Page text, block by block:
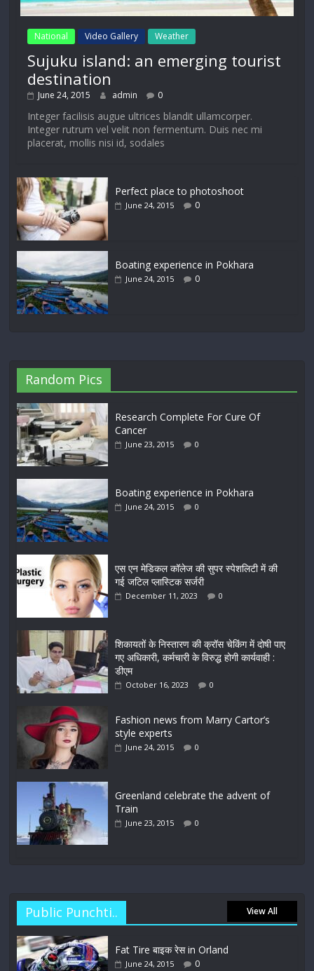
National Video Gallery Weather
Sujuku island: an emerging tourist
destination
June 24, 2015 admin 0
Integer facilisis augue ultrices blandit ullamcorper.
Integer rutrum vel velit non fermentum. Duis nec mi
placerat, mollis nisi id, sodales
Perfect place to photoshoot
June 24, 2015 0
Boating experience in Pokhara
June 24, 2015 0
Random Pics
Research Complete For Cure Of
Cancer
June 23, 2015 0
Boating experience in Pokhara
June 24, 2015 0
एस एन मेडिकल कॉलेज की सुपर स्पेशलिटी में की
गई जटिल प्लास्टिक सर्जरी
December 11, 2023 0
शिकायतों के निस्तारण की क्रॉस चेकिंग में दोषी पाए
गए अधिकारी, कर्मचारी के विरुद्ध होगी कार्यवाही :
डीएम
October 16, 2023 0
Fashion news from Marry Cartor’s
style experts
June 24, 2015 0
Greenland celebrate the advent of
Train
June 23, 2015 0
Public Punchti.. View All
Fat Tire बाइक रेस in Orland
June 24, 2015 0